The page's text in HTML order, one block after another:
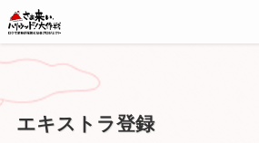
エキストラ登録